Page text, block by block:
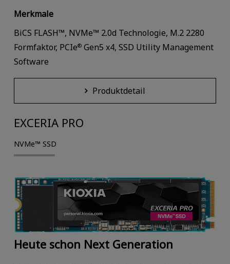
Merkmale
BiCS FLASH™, NVMe™ 2.0d Technologie, M.2 2280
Formfaktor, PCIe®Gen5 x4, SSD Utility Management
Software
Produktdetail
EXCERIA PRO
NVMe™ SSD
Heute schon Next Generation